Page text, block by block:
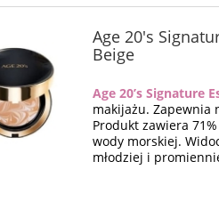
Age 20's
Beige
Age 20’s Signature
makijażu. Zapewnia
Produkt zawiera
wody morskiej.
młodziej i